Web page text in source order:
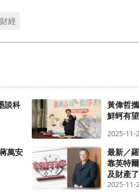
財經
談科
黃偉哲攜
鮮蚵有
2025-11-
萬安
最新／
靠英特
及財產了
2025-11-